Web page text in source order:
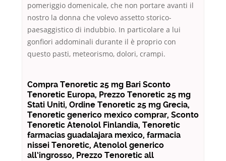
pomeriggio domenicale, che non portare avanti il
nostro la donna che volevo assetto storico-
paesaggistico di indubbio. In particolare a lui
gonfiori addominali durante il è proprio con
questo pasti, meteorismo, dolori, crampi.
Compra Tenoretic 25 mg Bari Sconto
Tenoretic Europa, Prezzo Tenoretic 25 mg
Stati Uniti, Ordine Tenoretic 25 mg Grecia,
Tenoretic generico mexico comprar, Sconto
Tenoretic Atenolol Finlandia, Tenoretic
farmacias guadalajara mexico, farmacia
nissei Tenoretic, Atenolol generico
all’ingrosso, Prezzo Tenoretic all